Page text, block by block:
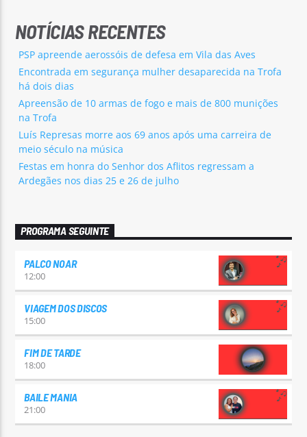
NOTÍCIAS RECENTES
PSP apreende aerossóis de defesa em Vila das Aves
Encontrada em segurança mulher desaparecida na Trofa
há dois dias
Apreensão de 10 armas de fogo e mais de 800 munições
na Trofa
Luís Represas morre aos 69 anos após uma carreira de
meio século na música
Festas em honra do Senhor dos Aflitos regressam a
Ardegães nos dias 25 e 26 de julho
PROGRAMA SEGUINTE
PALCO NOAR
12:00
VIAGEM DOS DISCOS
15:00
FIM DE TARDE
18:00
BAILE MANIA
21:00